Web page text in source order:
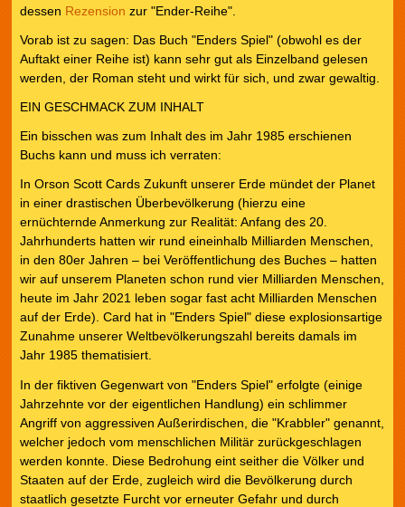
dessen Rezension zur "Ender-Reihe".
Vorab ist zu sagen: Das Buch "Enders Spiel" (obwohl es der
Auftakt einer Reihe ist) kann sehr gut als Einzelband gelesen
werden, der Roman steht und wirkt für sich, und zwar gewaltig.
EIN GESCHMACK ZUM INHALT
Ein bisschen was zum Inhalt des im Jahr 1985 erschienen
Buchs kann und muss ich verraten:
In Orson Scott Cards Zukunft unserer Erde mündet der Planet
in einer drastischen Überbevölkerung (hierzu eine
ernüchternde Anmerkung zur Realität: Anfang des 20.
Jahrhunderts hatten wir rund eineinhalb Milliarden Menschen,
in den 80er Jahren – bei Veröffentlichung des Buches – hatten
wir auf unserem Planeten schon rund vier Milliarden Menschen,
heute im Jahr 2021 leben sogar fast acht Milliarden Menschen
auf der Erde). Card hat in "Enders Spiel" diese explosionsartige
Zunahme unserer Weltbevölkerungszahl bereits damals im
Jahr 1985 thematisiert.
In der fiktiven Gegenwart von "Enders Spiel" erfolgte (einige
Jahrzehnte vor der eigentlichen Handlung) ein schlimmer
Angriff von aggressiven Außerirdischen, die "Krabbler" genannt,
welcher jedoch vom menschlichen Militär zurückgeschlagen
werden konnte. Diese Bedrohung eint seither die Völker und
Staaten auf der Erde, zugleich wird die Bevölkerung durch
staatlich gesetzte Furcht vor erneuter Gefahr und durch